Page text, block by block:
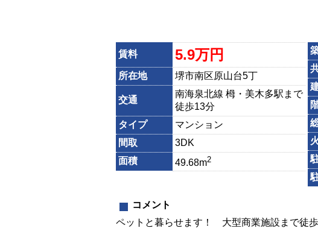
賃料 5.9万円
所在地 堺市南区原山台5丁
交通
南海泉北線 栂・美木多駅まで
徒歩13分
タイプ
マンション
間取
3DK
面積
49.68m2
コメント
ペットと暮らせます！ 大型商業施設まで徒